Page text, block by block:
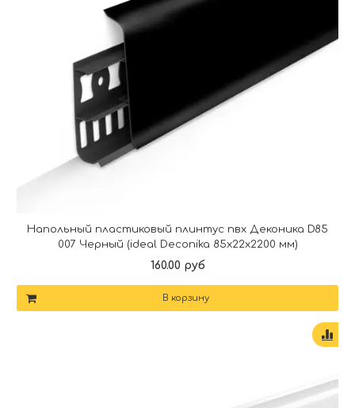
Напольный пластиковый плинтус пвх Деконика D85
007 Черный (ideal Deconika 85х22х2200 мм)
160.00 руб
В корзину